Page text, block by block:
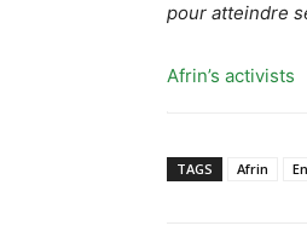
pour atteindre
Afrin’s activists
TAGS Afrin